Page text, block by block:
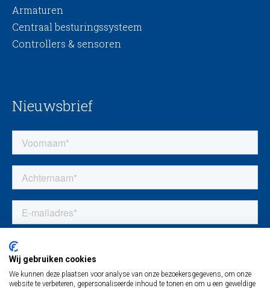
Armaturen
Centraal besturingssysteem
Controllers & sensoren
Nieuwsbrief
Wij gebruiken cookies
We kunnen deze plaatsen voor analyse van onze bezoekersgegevens, om onze
website te verbeteren, gepersonaliseerde inhoud te tonen en om u een geweldige